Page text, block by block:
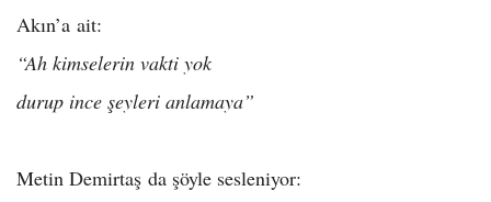
Akın’a ait:
“Ah kimselerin vakti yok
durup ince şeyleri anlamaya”
Metin Demirtaş da şöyle sesleniyor: